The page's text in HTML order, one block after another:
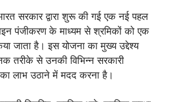
सरकार द्वारा शुरू की गई एक नई पहल
पंजीकरण के माध्यम से श्रमिकों को एक
जाता है। इस योजना का मुख्य उद्देश्य
तरीके से उनकी विभिन्न सरकारी
लाभ उठाने में मदद करना है।